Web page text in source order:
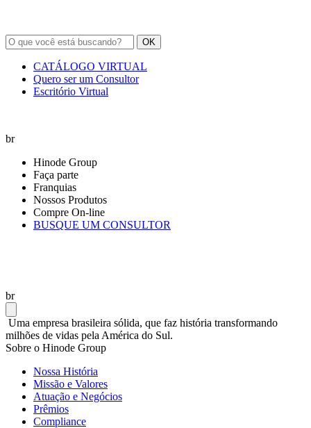
OK
CATÁLOGO VIRTUAL
Quero ser um Consultor
Escritório Virtual
br
Hinode Group
Faça parte
Franquias
Nossos Produtos
Compre On-line
BUSQUE UM CONSULTOR
br
Uma empresa brasileira sólida, que faz história transformando
milhões de vidas pela América do Sul.
Sobre o Hinode Group
Nossa História
Missão e Valores
Atuação e Negócios
Prêmios
Compliance